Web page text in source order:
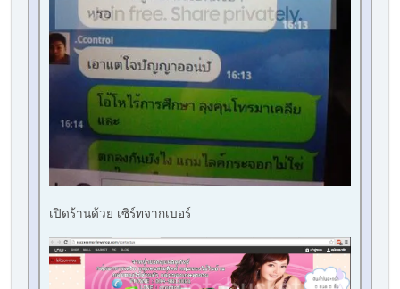
เปิดร้านด้วย เซิร์ทจากเบอร์